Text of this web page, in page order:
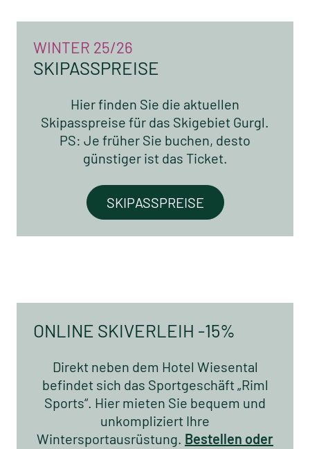
WINTER 25/26
SKIPASSPREISE
Hier finden Sie die aktuellen
Skipasspreise für das Skigebiet Gurgl.
PS: Je früher Sie buchen, desto
günstiger ist das Ticket.
SKIPASSPREISE
ONLINE SKIVERLEIH -15%
Direkt neben dem Hotel Wiesental
befindet sich das Sportgeschäft „Riml
Sports“. Hier mieten Sie bequem und
unkompliziert Ihre
Wintersportausrüstung. Bestellen oder